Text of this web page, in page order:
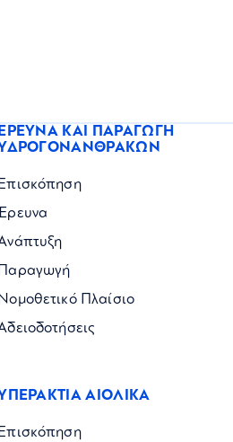
ΕΡΕΥΝΑ ΚΑΙ ΠΑΡΑΓΩΓΗ
Επισκόπηση
Παραγωγή
Νομοθετικό Πλαίσιο
ΑΙΟΛΙΚΑ
Επισκόπηση